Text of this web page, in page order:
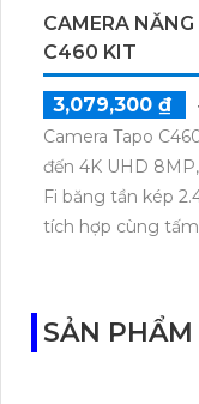
CAMERA
C460 KIT
3,079,300 ₫
Camera Tapo
đến 4K UHD
Fi băng tần kép
tích hợp cùng tấm
SẢN PHẨM